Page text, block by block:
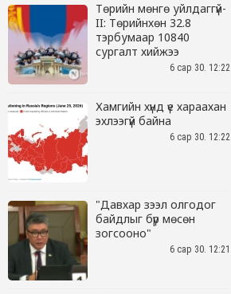
Төрийн мөнгө уйлдаггүй-
II: Төрийнхөн 32.8
тэрбумаар 10840
сургалт хийжээ
6 сар 30. 12:22
Хамгийн хүнд үе хараахан
эхлээгүй байна
6 сар 30. 12:22
"Давхар зээл олгодог
байдлыг бүр мөсөн
зогсооно"
6 сар 30. 12:21